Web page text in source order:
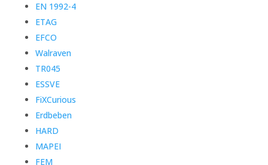
EN 1992-4
ETAG
EFCO
Walraven
TR045
ESSVE
FiXCurious
Erdbeben
HARD
MAPEI
FEM